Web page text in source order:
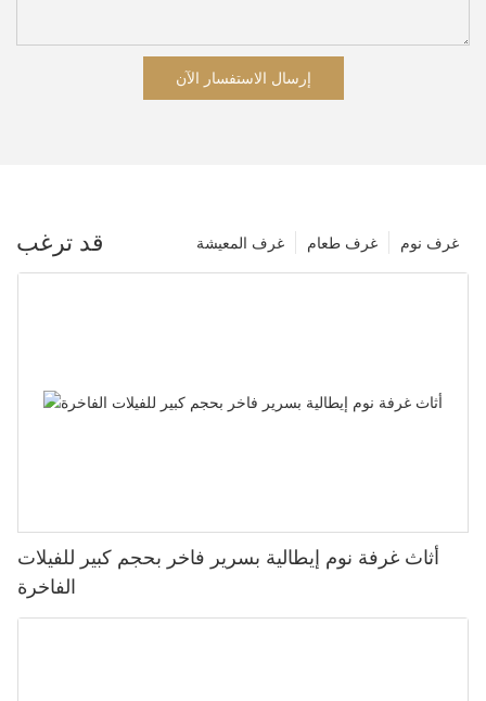
إرسال الاستفسار الآن
قد ترغب غرف نوم غرف طعام غرف المعيشة
أثاث غرفة نوم إيطالية بسرير فاخر بحجم كبير للفيلات
الفاخرة